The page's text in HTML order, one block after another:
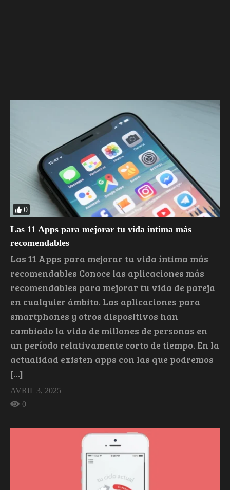
0
Las 11 Apps para mejorar tu vida íntima más
recomendables
Las 11 Apps para mejorar tu vida íntima más
recomendables Conoce las aplicaciones más
recomendables para mejorar tu vida de pareja
en cualquier ámbito. Las aplicaciones para
smartphones y otros dispositivos han
cambiado la vida de millones de personas en
un período relativamente corto de tiempo. En la
actualidad existen apps con las que podremos
[…]
AVRIL 3, 2025
0